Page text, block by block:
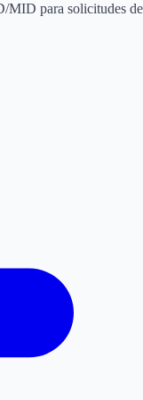
para solicitudes